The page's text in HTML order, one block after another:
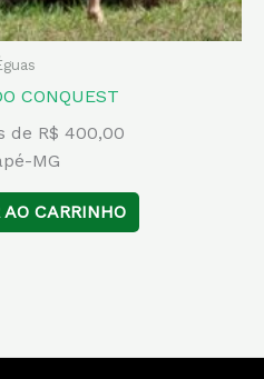
CONQUEST
de R$ 400,00
MG
CARRINHO